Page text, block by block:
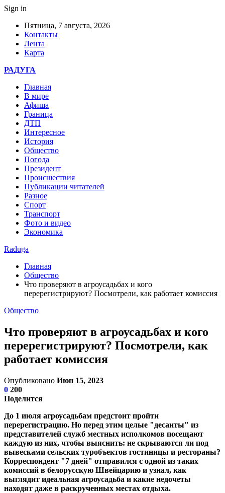
Sign in
Пятница, 7 августа, 2026
Контакты
Лента
Карта
РАДУГА
Главная
В мире
Афиша
Граница
ДТП
Интересное
История
Общество
Погода
Президент
Происшествия
Публикации читателей
Разное
Спорт
Транспорт
Фото и видео
Экономика
Raduga
Главная
Общество
Что проверяют в агроусадьбах и кого
перерегистрируют? Посмотрели, как работает комиссия
Общество
Что проверяют в агроусадьбах и кого
перерегистрируют? Посмотрели, как
работает комиссия
Опубликовано Июн 15, 2023
0 200
Поделится
До 1 июля агроусадьбам предстоит пройти
перерегистрацию. Но перед этим целые "десанты" из
представителей служб местных исполкомов посещают
каждую из них, чтобы выяснить: не скрываются ли под
вывесками сельских туробъектов гостиницы и рестораны?
Корреспондент "7 дней" отправился с одной из таких
комиссий в белорусскую Швейцарию и узнал, как
выглядит идеальная агроусадьба и какие недочеты
находят даже в раскрученных местах отдыха.